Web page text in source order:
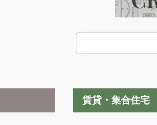
賃貸・集合住宅